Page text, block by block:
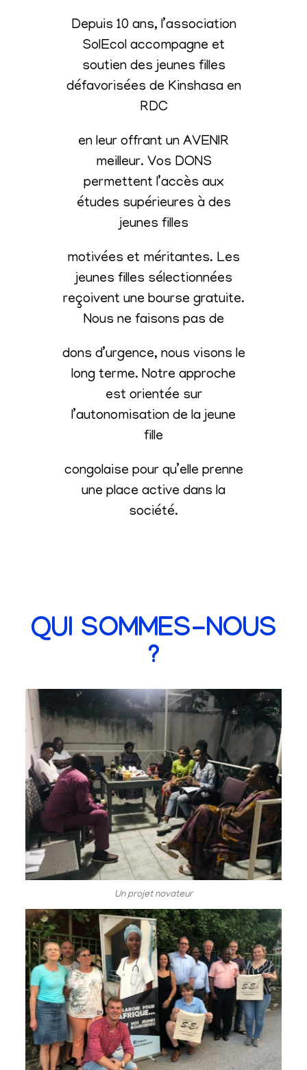
Depuis 10 ans, l’association
SolEcol accompagne et
soutien des jeunes filles
défavorisées de Kinshasa en
RDC
en leur offrant un AVENIR
meilleur. Vos DONS
permettent l’accès aux
études supérieures à des
jeunes filles
motivées et méritantes. Les
jeunes filles sélectionnées
reçoivent une bourse gratuite.
Nous ne faisons pas de
dons d’urgence, nous visons le
long terme. Notre approche
est orientée sur
l’autonomisation de la jeune
fille
congolaise pour qu’elle prenne
une place active dans la
société.
QUI SOMMES-NOUS
?
Un projet novateur